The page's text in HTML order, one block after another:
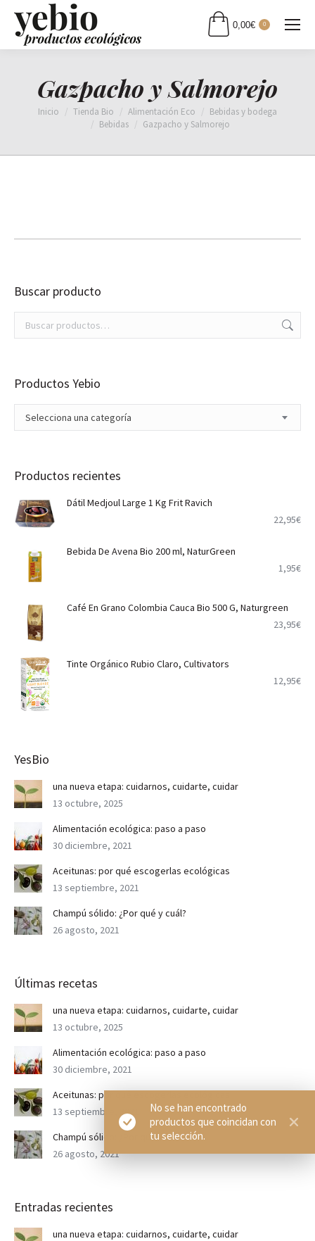
0,00€ 0
Gazpacho y Salmorejo
Estás aquí:
Inicio Tienda Bio Alimentación Eco
Bebidas y bodega
Bebidas
Gazpacho y Salmorejo
No se han encontrado
productos que coincidan con
tu selección.
Buscar producto
Productos Yebio
Selecciona una categoría
Productos recientes
Dátil Medjoul Large 1 Kg Frit Ravich
22,95€
Bebida De Avena Bio 200 ml, NaturGreen
1,95€
Café En Grano Colombia Cauca Bio 500 G, Naturgreen
23,95€
Tinte Orgánico Rubio Claro, Cultivators
12,95€
YesBio
una nueva etapa: cuidarnos, cuidarte, cuidar
13 octubre, 2025
Alimentación ecológica: paso a paso
30 diciembre, 2021
Aceitunas: por qué escogerlas ecológicas
13 septiembre, 2021
Champú sólido: ¿Por qué y cuál?
26 agosto, 2021
Últimas recetas
una nueva etapa: cuidarnos, cuidarte, cuidar
13 octubre, 2025
Alimentación ecológica: paso a paso
30 diciembre, 2021
Aceitunas: por qué escogerlas ecológicas
13 septiembre, 2021
Champú sólido: ¿Por qué y cuál?
26 agosto, 2021
Entradas recientes
una nueva etapa: cuidarnos, cuidarte, cuidar